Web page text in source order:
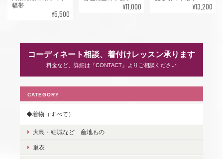
幅帯
¥5,500
¥11,000 ¥13,200
コーディネート相談、着付けレッスン承ります
料金など、詳細は『CONTACT』よりご相談ください
CATEGORY
◆着物（すべて）
大島・結城など 産地もの
単衣